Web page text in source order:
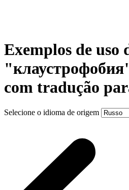
Exemplos de uso
com tradução
Selecione o idioma de origem